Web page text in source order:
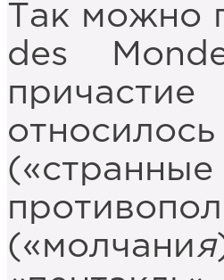
Так можно
des
(«молчания